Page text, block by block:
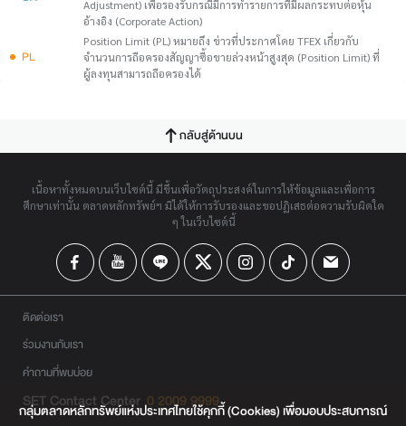
Adjustment) เพื่อรองรับกรณีมีการทำรายการที่มีผลกระทบต่อหุ้น
อ้างอิง (Corporate Action)
PL
Position Limit (PL) หมายถึง ข่าวที่ประกาศโดย TFEX เกี่ยวกับ
จำนวนการถือครองสัญญาซื้อขายล่วงหน้าสูงสุด (Position Limit) ที่
ผู้ลงทุนสามารถถือครองได้
กลับสู่ด้านบน
เนื้อหาทั้งหมดบนเว็บไซต์นี้ มีขึ้นเพื่อวัตถุประสงค์ในการให้ข้อมูลและเพื่อการ
ศึกษาเท่านั้น ตลาดหลักทรัพย์ฯ มิได้ให้การรับรองและขอปฏิเสธต่อความรับผิดใด
ๆ ในเว็บไซต์นี้
ติดต่อเรา
ร่วมงานกับเรา
คำถามที่พบบ่อย
SET Contact Center 0 2009 9999
กลุ่มตลาดหลักทรัพย์แห่งประเทศไทยใช้คุกกี้ (Cookies) เพื่อมอบประสบการณ์